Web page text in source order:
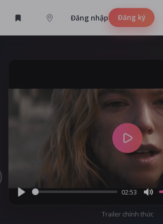
Đăng nhập Đăng ký
02:53
Play
Trailer chính thức